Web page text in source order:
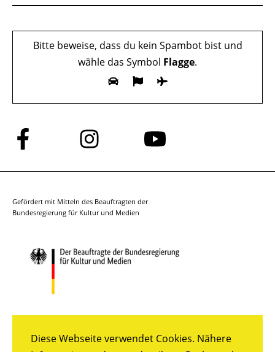
Diese Webseite verwendet Cookies. Nähere
Bitte beweise, dass du kein Spambot bist und
wähle das Symbol Flagge.
Folge
uns
auf
Folge
uns
auf
Folge
auf
Gefördert mit Mitteln des Beauftragten der
Bundesregierung für Kultur und Medien